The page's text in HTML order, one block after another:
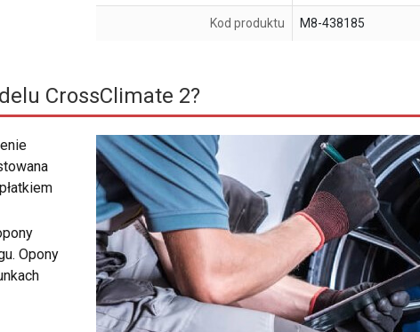
Kod produktu M8-438185
CrossClimate 2?
Opony